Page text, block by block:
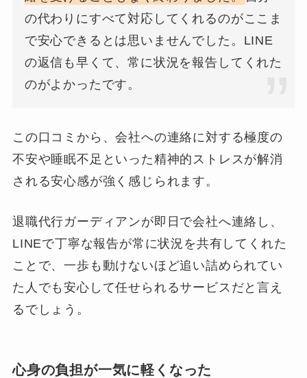
の代わりにすべて対応してくれるのがここま
で安心できるとは思いませんでした。LINE
の返信も早くて、常に状況を報告してくれた
のがよかったです。
この口コミから、会社への連絡に対する極度の
不安や睡眠不足といった精神的ストレスが解消
される安心感が強く感じられます。
退職代行ガーディアンが即日で会社へ連絡し、
LINEで丁寧な報告が常に状況を共有してくれた
ことで、一歩も動けないほど追い詰められてい
た人でも安心して任せられるサービスだと言え
るでしょう。
心身の負担が一気に軽くなった